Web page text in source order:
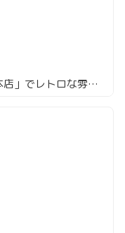
これぞ都会の隠れ家！「こなから 本店」でレトロな雰囲気とおでんに酔う